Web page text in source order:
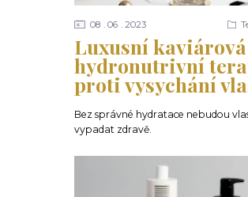
Luxusní kaviárová
hydronutrivní
proti vysychání
08 06 2023
Bez správné hydratace nebudou
vypadat zdravě.